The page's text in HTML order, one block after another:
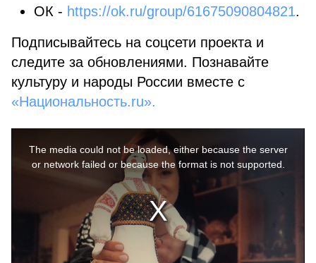
ОК - https://ok.ru/group/61675090804821.
Подписывайтесь на соцсети проекта и
следите за обновлениями. Познавайте
культуру и народы России вместе с
«Национальность.ru».
The media could not be loaded, either because the server
or network failed or because the format is not supported.